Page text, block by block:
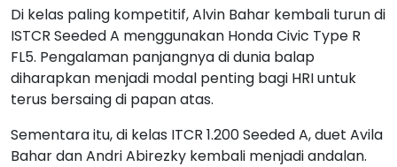
Di kelas paling kompetitif, Alvin Bahar kembali turun di
ISTCR Seeded A menggunakan Honda Civic Type R
FL5. Pengalaman panjangnya di dunia balap
diharapkan menjadi modal penting bagi HRI untuk
terus bersaing di papan atas.
Sementara itu, di kelas ITCR 1.200 Seeded A, duet Avila
Bahar dan Andri Abirezky kembali menjadi andalan.